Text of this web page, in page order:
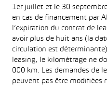
1er juillet et le 30
en cas de financement par
l’expiration du contrat de
avoir plus de huit ans (la
circulation est
leasing, le kilométrage ne
000 km. Les demandes de
peuvent pas être modifiées